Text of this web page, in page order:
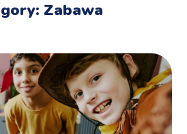
Zabawa